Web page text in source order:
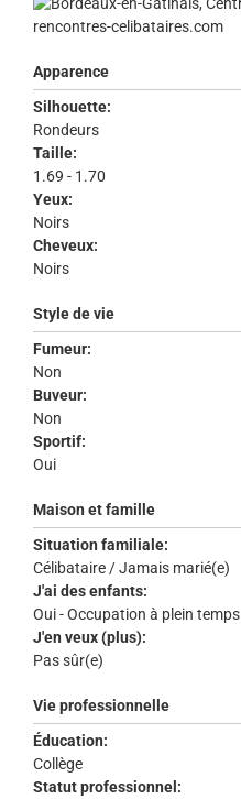
Apparence
Silhouette:
Rondeurs
Taille:
1.69 - 1.70
Yeux:
Noirs
Cheveux:
Noirs
Style de vie
Fumeur:
Non
Buveur:
Non
Sportif:
Oui
Maison et famille
Situation familiale:
Célibataire / Jamais marié(e)
J'ai des enfants:
Oui - Occupation à plein temps
J'en veux (plus):
Pas sûr(e)
Vie professionnelle
Éducation:
Collège
Statut professionnel: